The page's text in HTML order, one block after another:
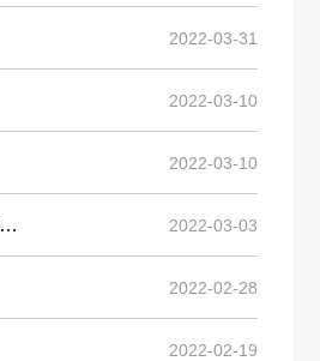
2022-03-31
2022-03-10
2022-03-10
2022-03-03
2022-02-28
2022-02-19